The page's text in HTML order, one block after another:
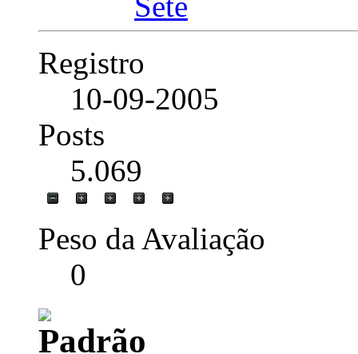
Registro
10-09-2005
Posts
5.069
Peso da Avaliação
0